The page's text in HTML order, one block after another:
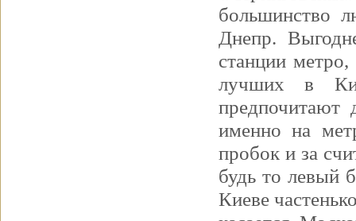
большинство
Днепр.
станции метро,
лучших в
предпочитают
именно на
пробок и за
будь то левый
Киеве